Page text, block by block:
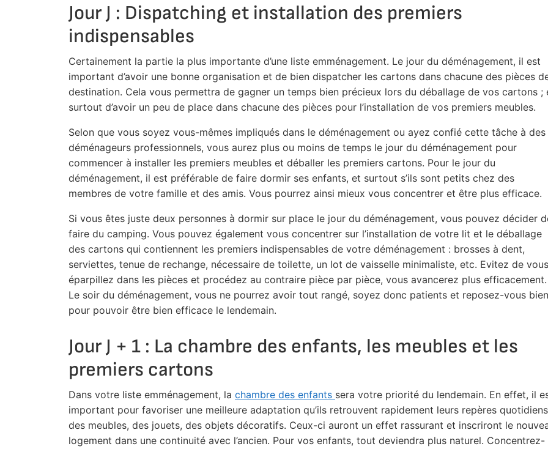
Jour J : Dispatching et installation des premiers
indispensables
Certainement la partie la plus importante d’une liste emménagement. Le jour du déménagement, il est
important d’avoir une bonne organisation et de bien dispatcher les cartons dans chacune des pièces
destination. Cela vous permettra de gagner un temps bien précieux lors du déballage de vos cartons ;
surtout d’avoir un peu de place dans chacune des pièces pour l’installation de vos premiers meubles.
Selon que vous soyez vous-mêmes impliqués dans le déménagement ou ayez confié cette tâche à des
déménageurs professionnels, vous aurez plus ou moins de temps le jour du déménagement pour
commencer à installer les premiers meubles et déballer les premiers cartons. Pour le jour du
déménagement, il est préférable de faire dormir ses enfants, et surtout s’ils sont petits chez des
membres de votre famille et des amis. Vous pourrez ainsi mieux vous concentrer et être plus efficace.
Si vous êtes juste deux personnes à dormir sur place le jour du déménagement, vous pouvez décider
faire du camping. Vous pouvez également vous concentrer sur l’installation de votre lit et le déballage
des cartons qui contiennent les premiers indispensables de votre déménagement : brosses à dent,
serviettes, tenue de rechange, nécessaire de toilette, un lot de vaisselle minimaliste, etc. Evitez de vous
éparpillez dans les pièces et procédez au contraire pièce par pièce, vous avancerez plus efficacement.
Le soir du déménagement, vous ne pourrez avoir tout rangé, soyez donc patients et reposez-vous bien
pour pouvoir être bien efficace le lendemain.
Jour J + 1 : La chambre des enfants, les meubles et les
premiers cartons
Dans votre liste emménagement, la chambre des enfants sera votre priorité du lendemain. En effet, il
important pour favoriser une meilleure adaptation qu’ils retrouvent rapidement leurs repères
des meubles, des jouets, des objets décoratifs. Ceux-ci auront un effet rassurant et inscriront le
logement dans une continuité avec l’ancien. Pour vos enfants, tout deviendra plus naturel. Concentrez-